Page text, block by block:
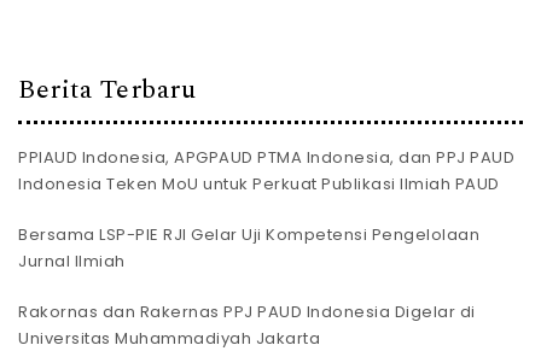
Berita Terbaru
PPIAUD Indonesia, APGPAUD PTMA Indonesia, dan PPJ PAUD
Indonesia Teken MoU untuk Perkuat Publikasi Ilmiah PAUD
Bersama LSP-PIE RJI Gelar Uji Kompetensi Pengelolaan
Jurnal Ilmiah
Rakornas dan Rakernas PPJ PAUD Indonesia Digelar di
Universitas Muhammadiyah Jakarta